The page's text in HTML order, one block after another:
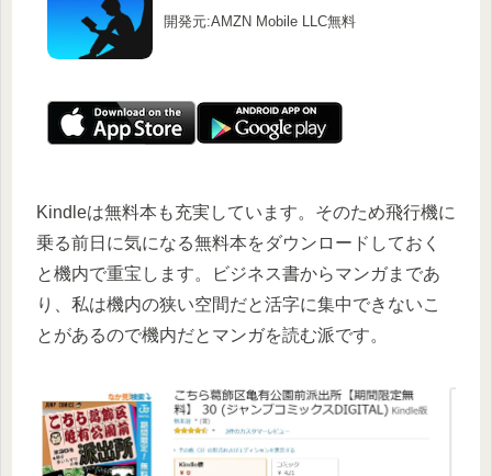
開発元:AMZN Mobile LLC無料
Kindleは無料本も充実しています。そのため飛行機に
乗る前日に気になる無料本をダウンロードしておく
と機内で重宝します。ビジネス書からマンガまであ
り、私は機内の狭い空間だと活字に集中できないこ
とがあるので機内だとマンガを読む派です。